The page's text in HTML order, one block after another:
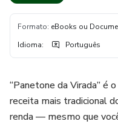
Formato: eBooks ou
Idioma: Português
“Panetone da Virada” é
receita mais tradicional
renda — mesmo que